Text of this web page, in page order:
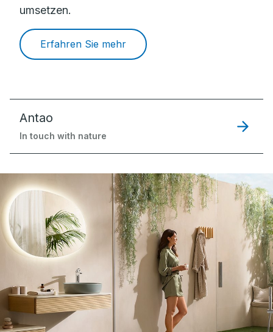
umsetzen.
Erfahren Sie mehr
Antao
In touch with nature